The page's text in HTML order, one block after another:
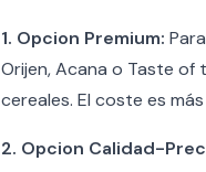
1. Opcion Premium:
Orijen, Acana o Taste
cereales. El coste es
2. Opcion Calidad-